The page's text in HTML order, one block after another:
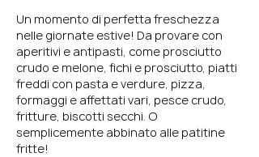
Un momento di perfetta freschezza
nelle giornate estive! Da provare con
aperitivi e antipasti, come prosciutto
crudo e melone, fichi e prosciutto, piatti
freddi con pasta e verdure, pizza,
formaggi e affettati vari, pesce crudo,
fritture, biscotti secchi. O
semplicemente abbinato alle patitine
fritte!